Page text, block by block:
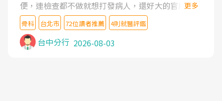
家特別好睡,經過幾次治療,長年頑疾已經好了大半,杜
主任除了打針超厲害,還會一直交代要改善姿勢跟好
好做運動,看診態度親切溫暖,真的是不可多得的良醫,
大力推荐!
便，連檢查都不做就想打發病人，還好大的官威 ...
想詢問病情還被陰陽怪氣嘲諷一番。可能好評帶來的
大頭症，變得自負不尊重病人。醫術也不行，畢竟連
檢查都懶得做，治療會有用才怪。大家避雷吧！
更多
骨科 台北市 72位讀者推薦 4則就醫評鑑
台中分行 2026-08-03